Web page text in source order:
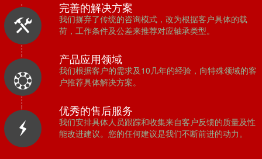
完善的解决方案
我们摒弃了传统的咨询模式，改为根据客户具体的载
荷，工作条件及公差来推荐对应轴承类型。
产品应用领域
我们根据客户的需求及10几年的经验，向特殊领域的客
户推荐具体解决方案。
优秀的售后服务
我们安排具体人员跟踪和收集来自客户反馈的质量及性
能改进建议。您的任何建议是我们不断前进的动力。